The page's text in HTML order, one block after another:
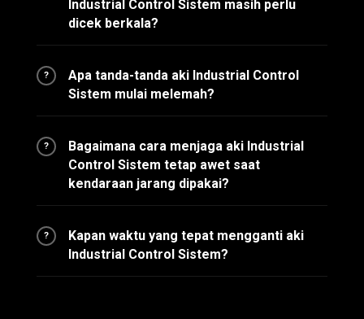
Industrial Control Sistem masih perlu
dicek berkala?
?
Apa tanda-tanda aki Industrial Control
Sistem mulai melemah?
?
Bagaimana cara menjaga aki Industrial
Control Sistem tetap awet saat
kendaraan jarang dipakai?
?
Kapan waktu yang tepat mengganti aki
Industrial Control Sistem?